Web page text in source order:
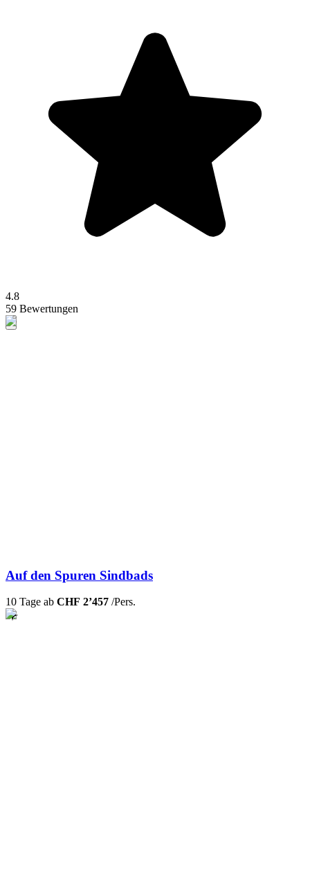
4.8
59 Bewertungen
Auf den Spuren Sindbads
10 Tage ab CHF 2’457 /Pers.